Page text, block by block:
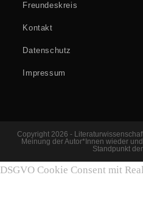
Freundeskreis
Kontakt
Datenschutz
Impressum
Copyright 2026 -
Meinung der Autor*Innen wieder
Standpunkt
DSGVO Cookie Consent mit